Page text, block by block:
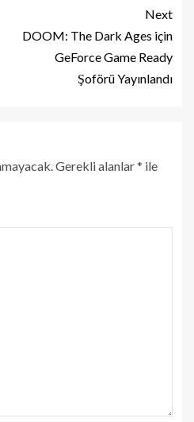
Next
DOOM: The Dark Ages için
GeForce Game Ready
Şoförü Yayınlandı
Gerekli alanlar* ile